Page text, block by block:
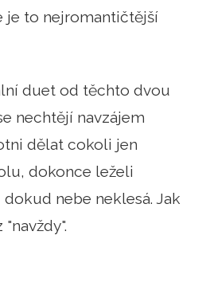
je to nejromantičtější
duet od těchto dvou
nechtějí navzájem
dělat cokoli jen
dokonce leželi
nebe neklesá. Jak